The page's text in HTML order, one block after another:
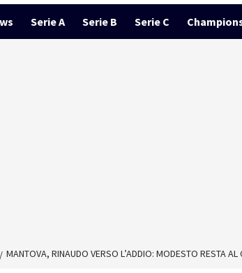
Serie A Serie B Serie C
MANTOVA, RINAUDO VERSO L’ADDIO: MODESTO RESTA AL